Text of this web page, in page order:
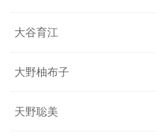
大谷育江
大野柚布子
天野聡美